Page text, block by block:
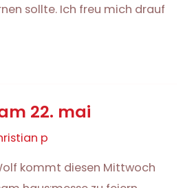
sollte. Ich freu mich drauf
22. mai
p
kommt diesen Mittwoch